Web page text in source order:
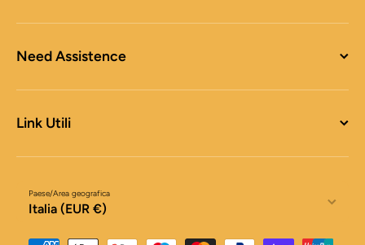
Need Assistence
Link Utili
Paese/Area geografica
Italia (EUR €)
Metodi di pagamento